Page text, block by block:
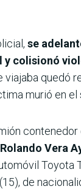
se
y colisionó
viajaba quedó
murió en el
contenedor
Vera
Toyota
(15), de